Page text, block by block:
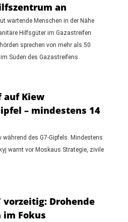
an
wartende Menschen in der Nähe
Hilfsgüter im Gazastreifen
sprechen von mehr als 50
Süden des Gazastreifens.
auf Kiew
– mindestens 14
während des G7-Gipfels. Mindestens
warnt vor Moskaus Strategie, zivile
Drohende
im Fokus